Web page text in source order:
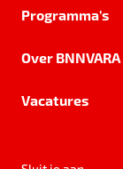
Programma's
Over BNNVARA
Vacatures